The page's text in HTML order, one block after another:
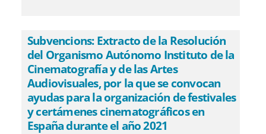
Subvencions: Extracto de la Resolución
del Organismo Autónomo Instituto de la
Cinematografía y de las Artes
Audiovisuales, por la que se convocan
ayudas para la organización de festivales
y certámenes cinematográficos en
España durante el año 2021